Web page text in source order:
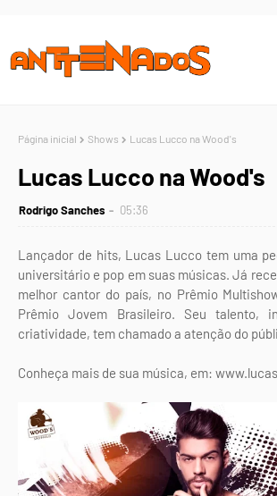
Página inicial Shows Lucas Lucco na Wood's
Lucas Lucco na Wood's
Rodrigo Sanches 05:36
Lançador de hits, Lucas Lucco tem uma
universitário e pop em suas músicas. Já
melhor cantor do país, no Prêmio
Prêmio Jovem Brasileiro. Seu talento,
criatividade, tem chamado a atenção do
Conheça mais de sua música, em: